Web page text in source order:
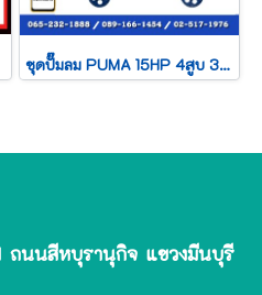
ชุดปั๊มลม PUMA 15HP 4สูบ 315L PP415A-HI380V-MG
ถนนสีหบุรานุกิจ แขวงมีนบุรี